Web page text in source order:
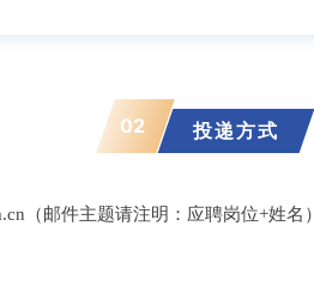
02 投递方式
（邮件主题请注明：应聘岗位+姓名）